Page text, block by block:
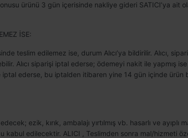
ürünü 3 gün içerisinde nakliye gideri SATICI’ya ait
İSE:
teslim edilemez ise, durum Alıcı’ya bildirilir. Alıcı,
Alıcı siparişi iptal ederse; ödemeyi nakit ile yapmış
iptal ederse, bu iptalden itibaren yine 14 gün içinde
ezik, kırık, ambalajı yırtılmış vb. hasarlı ve
kabul edilecektir. ALICI , Teslimden sonra mal/hizmeti